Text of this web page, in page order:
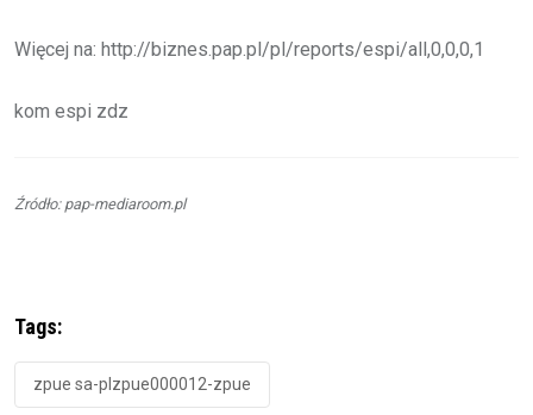
Więcej na: http://biznes.pap.pl/pl/reports/espi/all,0,0,0,1
kom espi zdz
Źródło: pap-mediaroom.pl
Tags:
zpue sa-plzpue000012-zpue